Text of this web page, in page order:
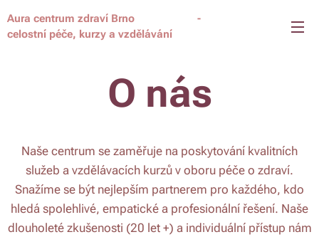
Aura centrum zdraví Brno -
celostní péče, kurzy a vzdělávání
O nás
Naše centrum se zaměřuje na poskytování kvalitních
služeb a vzdělávacích kurzů v oboru péče o zdraví.
Snažíme se být nejlepším partnerem pro každého, kdo
hledá spolehlivé, empatické a profesionální řešení. Naše
dlouholeté zkušenosti (20 let +) a individuální přístup nám